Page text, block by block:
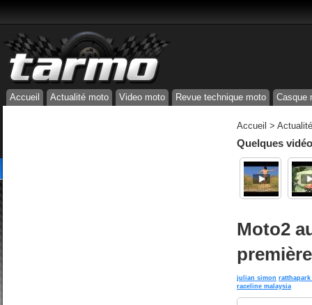
Accueil Actualité moto Video moto Revue technique moto Casque
Accueil >
Quelques
Moto2
julian simon
raceline malaysia